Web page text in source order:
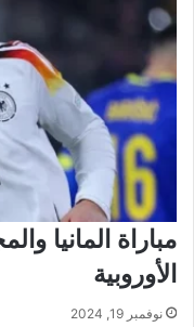
أسعار
التذاكر
مباراة المانيا
الأوروبية
نوفمبر 19, 2024